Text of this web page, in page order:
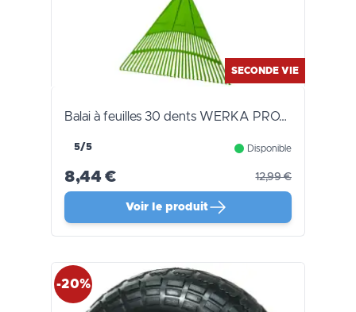
SECONDE VIE
Balai à feuilles 30 dents WERKA PRO…
5/5 Disponible
8,44 € 12,99 €
Voir le produit
-20%